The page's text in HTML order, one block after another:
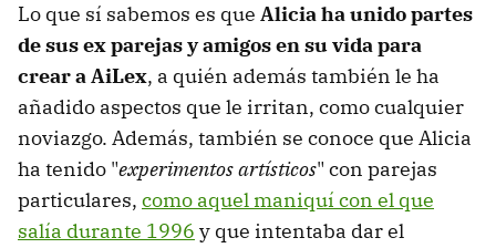
Lo que sí sabemos es que Alicia ha unido partes
de sus ex parejas y amigos en su vida para
crear a AiLex, a quién además también le ha
añadido aspectos que le irritan, como cualquier
noviazgo. Además, también se conoce que Alicia
ha tenido "experimentosartísticos" con parejas
particulares, como aquel maniquí con el que
salía durante 1996 y que intentaba dar el